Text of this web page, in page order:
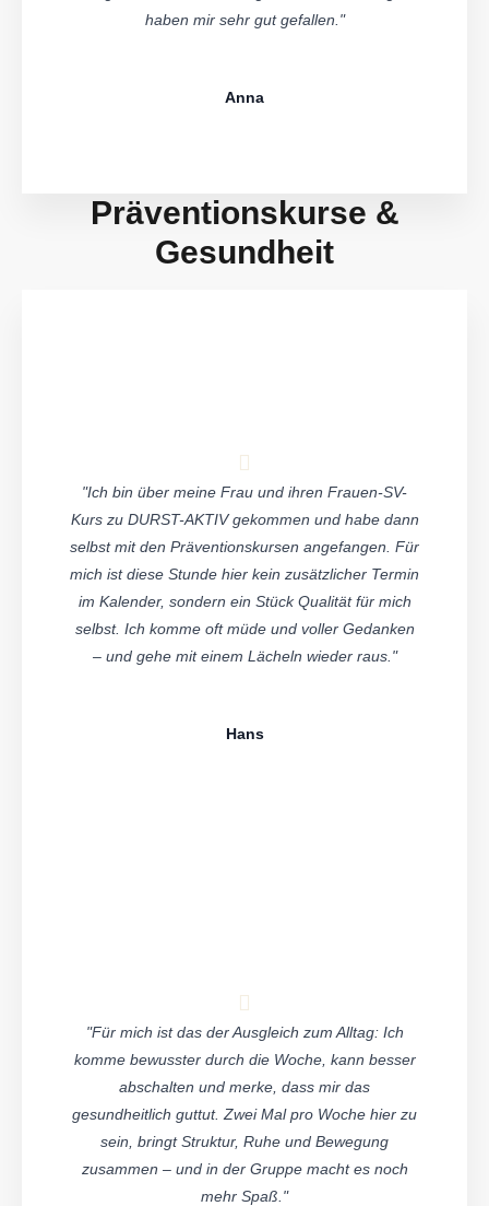
haben mir sehr gut gefallen."
Anna
Präventionskurse &
Gesundheit
"Ich bin über meine Frau und ihren Frauen-SV-
Kurs zu DURST-AKTIV gekommen und habe dann
selbst mit den Präventionskursen angefangen. Für
mich ist diese Stunde hier kein zusätzlicher Termin
im Kalender, sondern ein Stück Qualität für mich
selbst. Ich komme oft müde und voller Gedanken
– und gehe mit einem Lächeln wieder raus."
Hans
"Für mich ist das der Ausgleich zum Alltag: Ich
komme bewusster durch die Woche, kann besser
abschalten und merke, dass mir das
gesundheitlich guttut. Zwei Mal pro Woche hier zu
sein, bringt Struktur, Ruhe und Bewegung
zusammen – und in der Gruppe macht es noch
mehr Spaß."